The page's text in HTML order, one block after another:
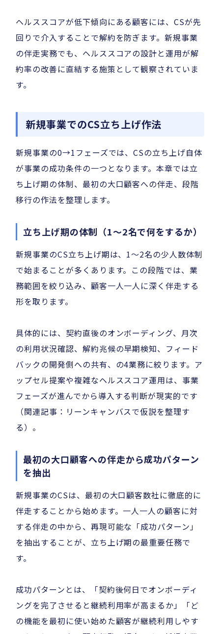
ヘルススコアが低下傾向にある顧客には、CSが先
回りで介入することで解約を防ぎます。新規事業
の伴走実務でも、ヘルススコアの設計と運用が解
約率の改善に直結する施策として観察されていま
す。
新規事業でのCS立ち上げ作法
新規事業の0→1フェーズでは、CSの立ち上げ自体
が事業の成功条件の一つとなります。本章では立
ち上げ期の体制、最初の大口顧客への伴走、段階
移行の作法を整理します。
立ち上げ期の体制（1〜2名で何をするか）
新規事業のCS立ち上げ期は、1〜2名の少人数体制
で始まることが多くあります。この段階では、業
務範囲を絞り込み、顧客一人一人に深く伴走する
形を取ります。
具体的には、契約直後のオンボーディング、月次
の利用状況確認、解約兆候の早期検知、フィード
バックの開発側への共有、の4業務に絞ります。ア
ップセル提案や複雑なヘルススコア運用は、事業
フェーズが進んでから導入する判断が現実的です
（関連記事：リーンキャンバスで仮説を整理す
る）。
最初の大口顧客への伴走から成功パターン
を抽出
新規事業のCSは、最初の大口顧客数社に徹底的に
伴走することから始めます。一人一人の顧客に対
する伴走の中から、再現可能な「成功パターン」
を抽出することが、立ち上げ期の最重要任務で
す。
成功パターンとは、「契約後何日でオンボーディ
ングを完了させると継続利用率が高まるか」「ど
の機能を最初に使い始めた顧客が継続利用しやす